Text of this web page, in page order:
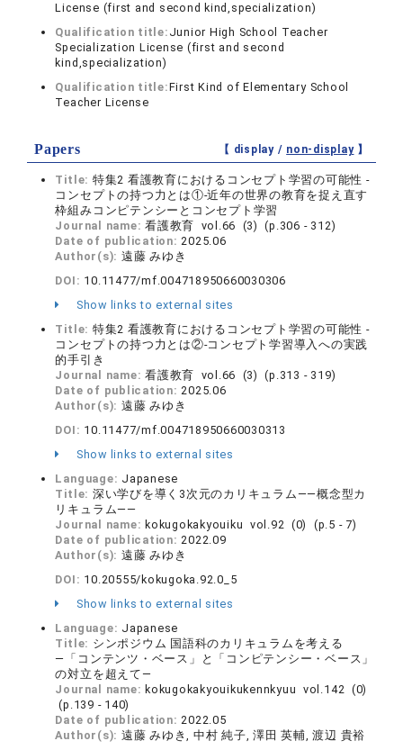
License (first and second kind,specialization)
Qualification title: Junior High School Teacher
Specialization License (first and second
kind,specialization)
Qualification title:First Kind of Elementary School
Teacher License
Papers 【 display / non-display】
Title: 特集2 看護教育におけるコンセプト学習の可能性 -
コンセプトの持つ力とは①-近年の世界の教育を捉え直す
枠組みコンピテンシーとコンセプト学習
Journal name:看護教育 vol.66 (3) (p.306 - 312)
Date of publication:2025.06
Author(s): 遠藤 みゆき
DOI: 10.11477/mf.004718950660030306
Show links to external sites
Title: 特集2 看護教育におけるコンセプト学習の可能性 -
コンセプトの持つ力とは②-コンセプト学習導入への実践
的手引き
Journal name:看護教育 vol.66 (3) (p.313 - 319)
Date of publication:2025.06
Author(s): 遠藤 みゆき
DOI: 10.11477/mf.004718950660030313
Show links to external sites
Language: Japanese
Title: 深い学びを導く3次元のカリキュラム――概念型カ
リキュラム――
Journal name: kokugokakyouiku vol.92 (0) (p.5 - 7)
Date of publication:2022.09
Author(s): 遠藤 みゆき
DOI: 10.20555/kokugoka.92.0_5
Show links to external sites
Language: Japanese
Title: シンポジウム 国語科のカリキュラムを考える
―「コンテンツ・ベース」と「コンピテンシー・ベース」
の対立を超えて―
Journal name: kokugokakyouikukennkyuu vol.142 (0)
(p.139 - 140)
Date of publication:2022.05
Author(s): 遠藤 みゆき, 中村 純子, 澤田 英輔, 渡辺 貴裕